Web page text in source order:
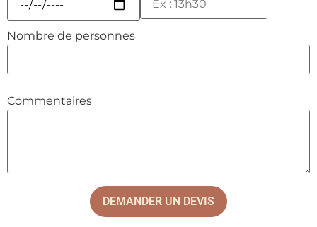
Nombre de personnes
Commentaires